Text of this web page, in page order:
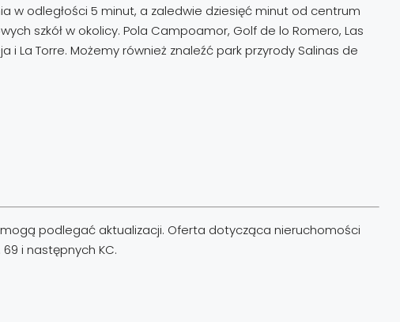
w odległości 5 minut, a zaledwie dziesięć minut od centrum
szkół w okolicy. Pola Campoamor, Golf de lo Romero, Las
La Torre. Możemy również znaleźć park przyrody Salinas de
podlegać aktualizacji. Oferta dotycząca nieruchomości
i następnych KC.